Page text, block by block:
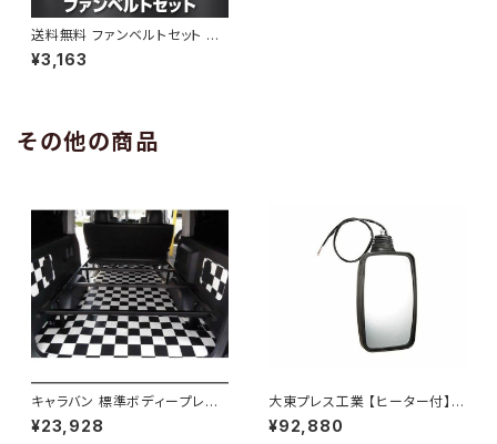
送料無料 ファンベルトセット ト
ヨタ プロボックス 型式NCP55
V H24.03～ （国内トップメーカ
¥3,163
その他の商品
キャラバン 標準ボディープレミ
アムＧＸ/ＧＸライダ～用ベッドキ
ットフレーム GZ100-1
¥23,928
大東プレス工業 【ヒーター付】
ハイウェイミラー リモコン+ヒー
ター付 DI-6121CXE
¥92,880